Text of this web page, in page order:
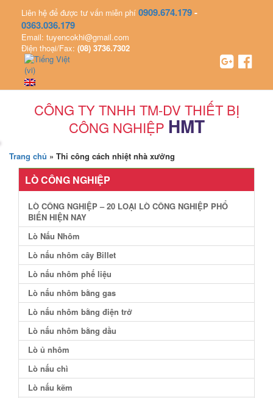
Liên hệ để được tư vấn miễn phí 0909.674.179-
0363.036.179
Email: tuyencokhi@gmail.com
Điện thoại/Fax: (08) 3736.7302
CÔNG TY TNHH TM-DV THIẾT BỊ
CÔNG NGHIỆP HMT
Trang chủ » Thi công cách nhiệt nhà xưởng
LÒ CÔNG NGHIỆP
LÒ CÔNG NGHIỆP – 20 LOẠI LÒ CÔNG NGHIỆP PHỔ
BIẾN HIỆN NAY
Lò Nấu Nhôm
Lò nấu nhôm cây Billet
Lò nấu nhôm phế liệu
Lò nấu nhôm bằng gas
Lò nấu nhôm bằng điện trở
Lò nấu nhôm bằng dầu
Lò ủ nhôm
Lò nấu chì
Lò nấu kẽm